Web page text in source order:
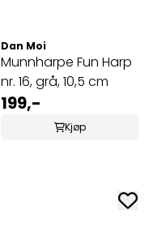
Dan Moi
Munnharpe Fun Harp
nr. 16, grå, 10,5 cm
199,-
Kjøp